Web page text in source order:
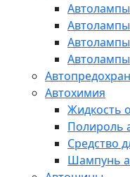
Автохимия
Жидкость
Полироль
Средство
Шампунь